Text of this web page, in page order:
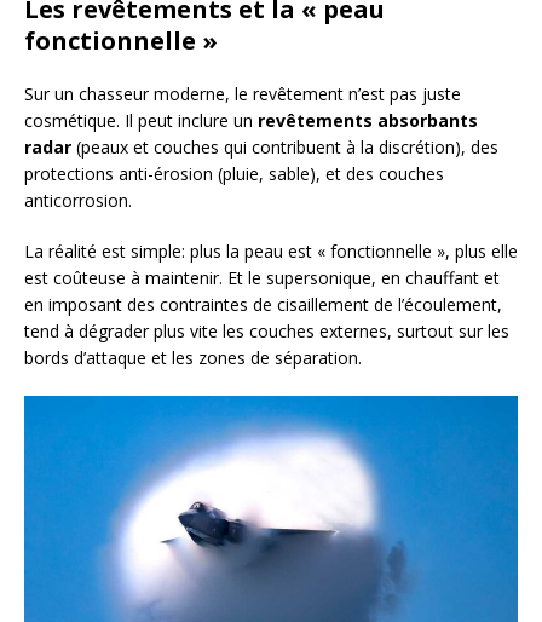
Les revêtements et la « peau
fonctionnelle »
Sur un chasseur moderne, le revêtement n’est pas juste
cosmétique. Il peut inclure un revêtements absorbants
radar (peaux et couches qui contribuent à la discrétion), des
protections anti-érosion (pluie, sable), et des couches
anticorrosion.
La réalité est simple: plus la peau est « fonctionnelle », plus elle
est coûteuse à maintenir. Et le supersonique, en chauffant et
en imposant des contraintes de cisaillement de l’écoulement,
tend à dégrader plus vite les couches externes, surtout sur les
bords d’attaque et les zones de séparation.